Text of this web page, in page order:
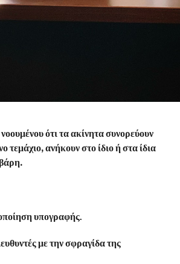
ότι τα ακίνητα συνορεύουν
τεμάχιο, ανήκουν στο ίδιο ή στα ίδια
υπογραφής.
με την σφραγίδα της